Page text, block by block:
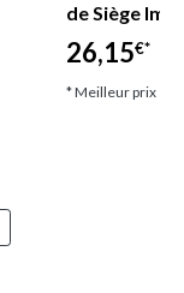
de Siège
26,15€*
* Meilleur prix